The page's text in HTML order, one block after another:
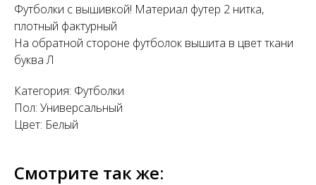
Футболки с вышивкой! Материал футер 2 нитка,
плотный фактурный
На обратной стороне футболок вышита в цвет ткани
буква Л
Категория: Футболки
Пол: Универсальный
Цвет: Белый
Смотрите так же: